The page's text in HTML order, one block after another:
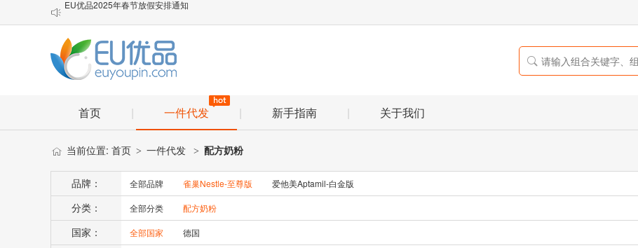
 顺丰小包理赔材料
物流口岸优化说明
EU优品2025年春节放假安排通知 
首页 | 一件代发 | 新手指南 | 关于我们
当前位置: 首页 > 一件代发 > 配方奶粉
品牌： 全部品牌 雀巢Nestle-至尊版 爱他美Aptamil-白金版
分类： 全部分类 配方奶粉
国家： 全部国家 德国